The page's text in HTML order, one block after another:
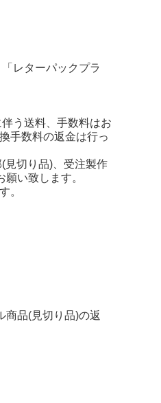
レターパックプラ
う送料、手数料はお
手数料の返金は行っ
見切り品)、受注製作
い致します。
。
商品(見切り品)の返